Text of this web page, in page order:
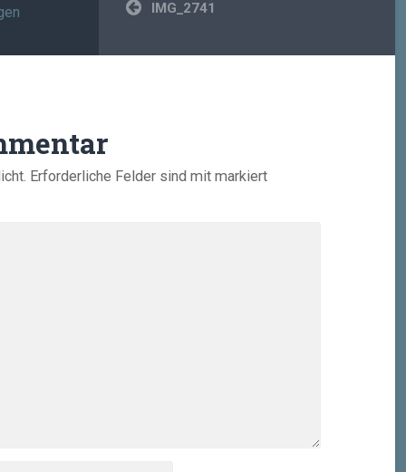
Beitragsnavigation
IMG_2741
Erforderliche Felder sind mit markiert